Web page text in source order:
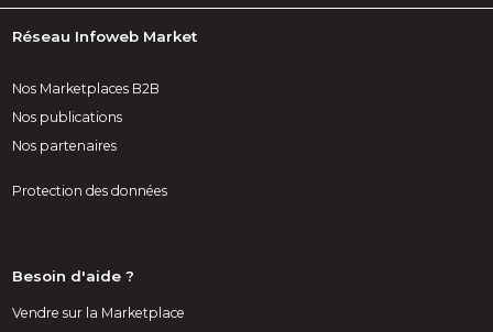
Réseau Infoweb Market
Nos Marketplaces B2B
Nos publications
Nos partenaires
Protection des données
Besoin d'aide ?
Vendre sur la Marketplace